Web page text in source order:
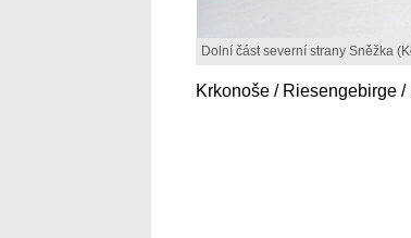
Dolní část severní strany Sněžka
Krkonoše / Riesengebirge /